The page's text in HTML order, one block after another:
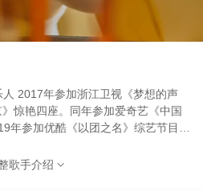
2017年参加浙江卫视《梦想的声
惊艳四座。同年参加爱奇艺《中国
年参加优酷《以团之名》综艺节目团
歌手介绍